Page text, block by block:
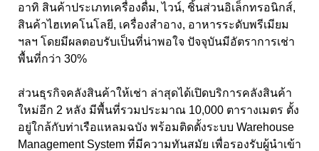
อาทิ สินค้าประเภทเครื่องดื่ม, ไวน์, ชิ้นส่วนอิเล็กทรอนิกส์,
สินค้าไฮเทคโนโลยี, เครื่องสำอาง, อาหารระดับพรีเมียม
ฯลฯ โดยมีผลตอบรับเป็นที่น่าพอใจ ปัจจุบันมีอัตราการเช่า
พื้นที่กว่า 30%
ส่วนธุรกิจคลังสินค้าให้เช่า ล่าสุดได้เปิดบริการคลังสินค้า
ใหม่อีก 2 หลัง มีพื้นที่รวมประมาณ 10,000 ตารางเมตร ตั้ง
อยู่ใกล้กับท่าเรือแหลมฉบัง พร้อมติดตั้งระบบ Warehouse
Management System ที่มีความทันสมัย เพื่อรองรับผู้นำเข้า